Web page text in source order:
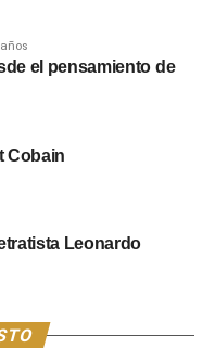
el pensamiento de
Cobain
Leonardo